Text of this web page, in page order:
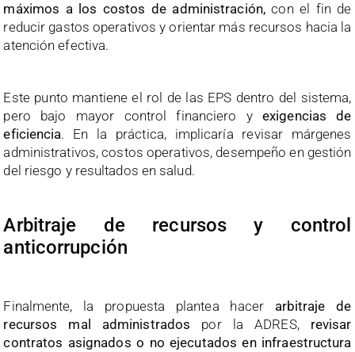
máximos a los costos de administración,con el fin de
reducir gastos operativos y orientar más recursos hacia la
atención efectiva.
Este punto mantiene el rol de las EPS dentro del sistema,
pero bajo mayor control financiero yexigencias de
eficiencia. En la práctica, implicaría revisar márgenes
administrativos, costos operativos, desempeño en gestión
del riesgo y resultados en salud.
Arbitraje de recursos y control
anticorrupción
Finalmente, la propuesta plantea hacer arbitraje de
recursos mal administrados por la ADRES, revisar
contratos asignados o no ejecutados en infraestructura